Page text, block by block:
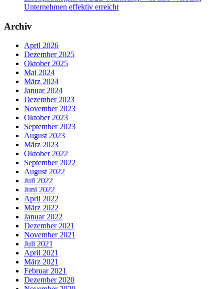
Unternehmen effektiv erreicht
Archiv
April 2026
Dezember 2025
Oktober 2025
Mai 2024
März 2024
Januar 2024
Dezember 2023
November 2023
Oktober 2023
September 2023
August 2023
März 2023
Oktober 2022
September 2022
August 2022
Juli 2022
Juni 2022
April 2022
März 2022
Januar 2022
Dezember 2021
November 2021
Juli 2021
April 2021
März 2021
Februar 2021
Dezember 2020